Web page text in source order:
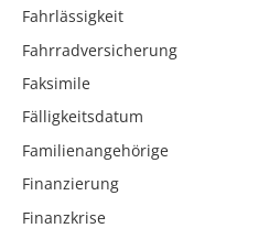
Fahrlässigkeit
Fahrradversicherung
Faksimile
Fälligkeitsdatum
Familienangehörige
Finanzierung
Finanzkrise